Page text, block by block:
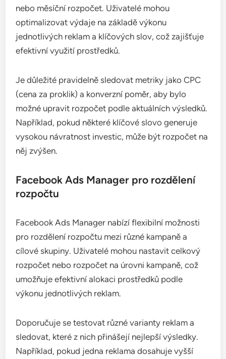
nebo měsíční rozpočet. Uživatelé mohou
optimalizovat výdaje na základě výkonu
jednotlivých reklam a klíčových slov, což zajišťuje
efektivní využití prostředků.
Je důležité pravidelně sledovat metriky jako CPC
(cena za proklik) a konverzní poměr, aby bylo
možné upravit rozpočet podle aktuálních výsledků.
Například, pokud některé klíčové slovo generuje
vysokou návratnost investic, může být rozpočet na
něj zvýšen.
Facebook Ads Manager pro rozdělení
rozpočtu
Facebook Ads Manager nabízí flexibilní možnosti
pro rozdělení rozpočtu mezi různé kampaně a
cílové skupiny. Uživatelé mohou nastavit celkový
rozpočet nebo rozpočet na úrovni kampaně, což
umožňuje efektivní alokaci prostředků podle
výkonu jednotlivých reklam.
Doporučuje se testovat různé varianty reklam a
sledovat, které z nich přinášejí nejlepší výsledky.
Například, pokud jedna reklama dosahuje vyšší